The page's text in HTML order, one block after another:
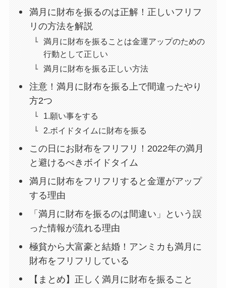
満月に財布を振るのは正解！正しいフリフ
リの方法を解説
満月に財布を振ることは金運アップのための
行動として正しい
満月に財布を振る正しい方法
注意！満月に財布を振る上で間違ったやり
方2つ
1.願い事をする
2.ボイドタイムに財布を振る
この日にお財布をフリフリ！2022年の満月
と避けるべきボイドタイム
満月に財布をフリフリすると金運がアップ
する理由
「満月に財布を振るのは間違い」という誤
った情報が流れる理由
極貧から大富豪と結婚！アンミカも満月に
財布をフリフリしている
【まとめ】正しく満月に財布を振ること